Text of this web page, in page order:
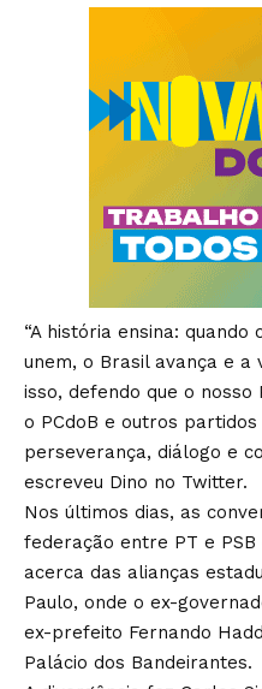
“A história ensina:
unem, o Brasil avança e
isso, defendo que o nosso
o PCdoB e outros
perseverança, diálogo e
escreveu Dino no Twitter.
Nos últimos dias, as
federação entre PT e
acerca das alianças
Paulo, onde o ex-
ex-prefeito Fernando
Palácio dos Bandeirantes.